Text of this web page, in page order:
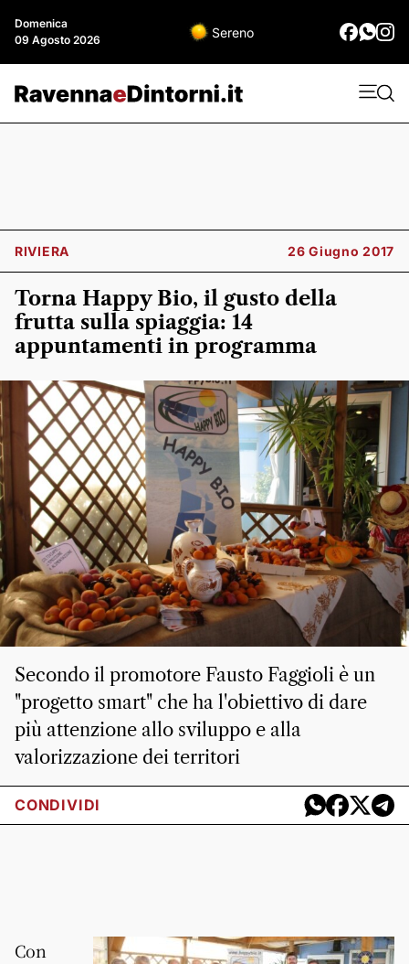
Domenica
09 Agosto 2026
Sereno
RIVIERA 26 Giugno 2017
Torna Happy Bio, il gusto della
frutta sulla spiaggia: 14
appuntamenti in programma
Secondo il promotore Fausto Faggioli è un
"progetto smart" che ha l'obiettivo di dare
più attenzione allo sviluppo e alla
valorizzazione dei territori
CONDIVIDI
Con